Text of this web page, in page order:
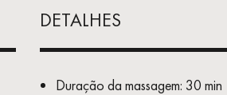
DETALHES
Duração da massagem: 30 min